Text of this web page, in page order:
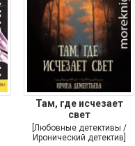
Там, где исчезает
свет
[Любовные детективы /
Иронический детектив]